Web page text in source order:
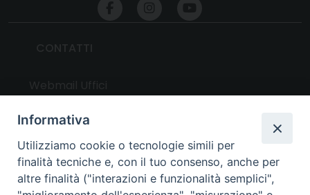
UTILITY
News
Informativa
Utilizziamo cookie o tecnologie simili per
finalità tecniche e, con il tuo consenso, anche per
altre finalità ("interazioni e funzionalità semplici",